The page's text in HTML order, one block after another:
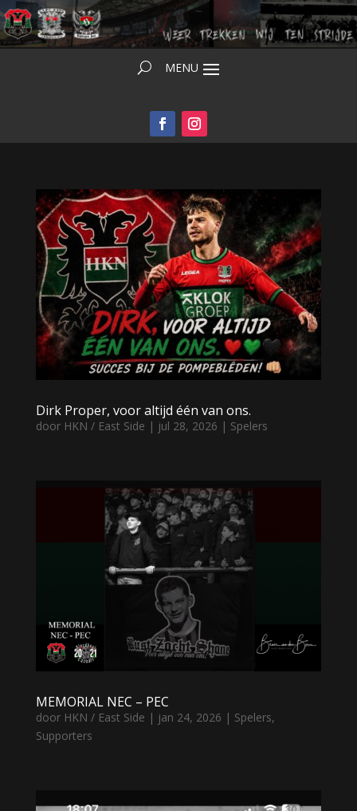
Dirk Proper, voor altijd één van ons.
door HKN / East Side | jul 28, 2026 | Spelers
MEMORIAL NEC – PEC
door HKN / East Side | jan 24, 2026 | Spelers,
Supporters